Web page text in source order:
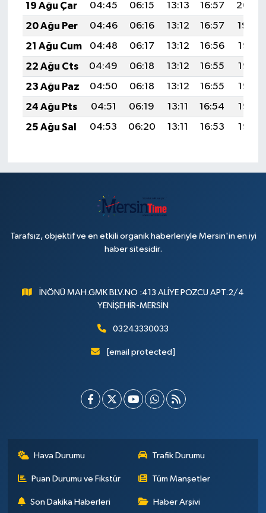
19 Ağu Çar
04:45 06:15 13:13 16:57
20:00
20 Ağu Per
04:46 06:16 13:12 16:57
19:59
21 Ağu Cum
04:48 06:17 13:12 16:56
19:58
22 Ağu Cts
04:49 06:18 13:12 16:55
19:56
23 Ağu Paz
04:50 06:18 13:12 16:55
19:55
24 Ağu Pts
04:51 06:19 13:11 16:54
19:53
25 Ağu Sal
04:53 06:20 13:11 16:53 19:52
Tarafsız, objektif ve en etkili organik haberleriyle Mersin'in en iyi
haber sitesidir.
İNÖNÜ MAH.GMK BLV.NO :413 ALİYE POZCU APT.2/4
YENİŞEHİR-MERSİN
03243330033
[email protected]
Hava Durumu Trafik Durumu
Puan Durumu ve Fikstür Tüm Manşetler
Son Dakika Haberleri Haber Arşivi